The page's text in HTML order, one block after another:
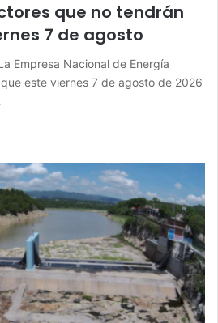
que no tendrán
7 de agosto
Empresa Nacional de Energía
este viernes 7 de agosto de 2026